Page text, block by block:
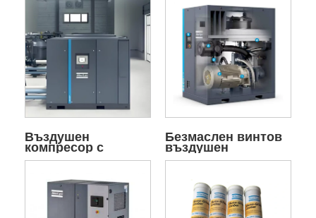
Въздушен
компресор с
променлива
Безмаслен винтов
въздушен
компресор с ниско